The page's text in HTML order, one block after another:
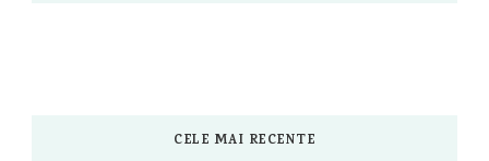
CELE MAI RECENTE